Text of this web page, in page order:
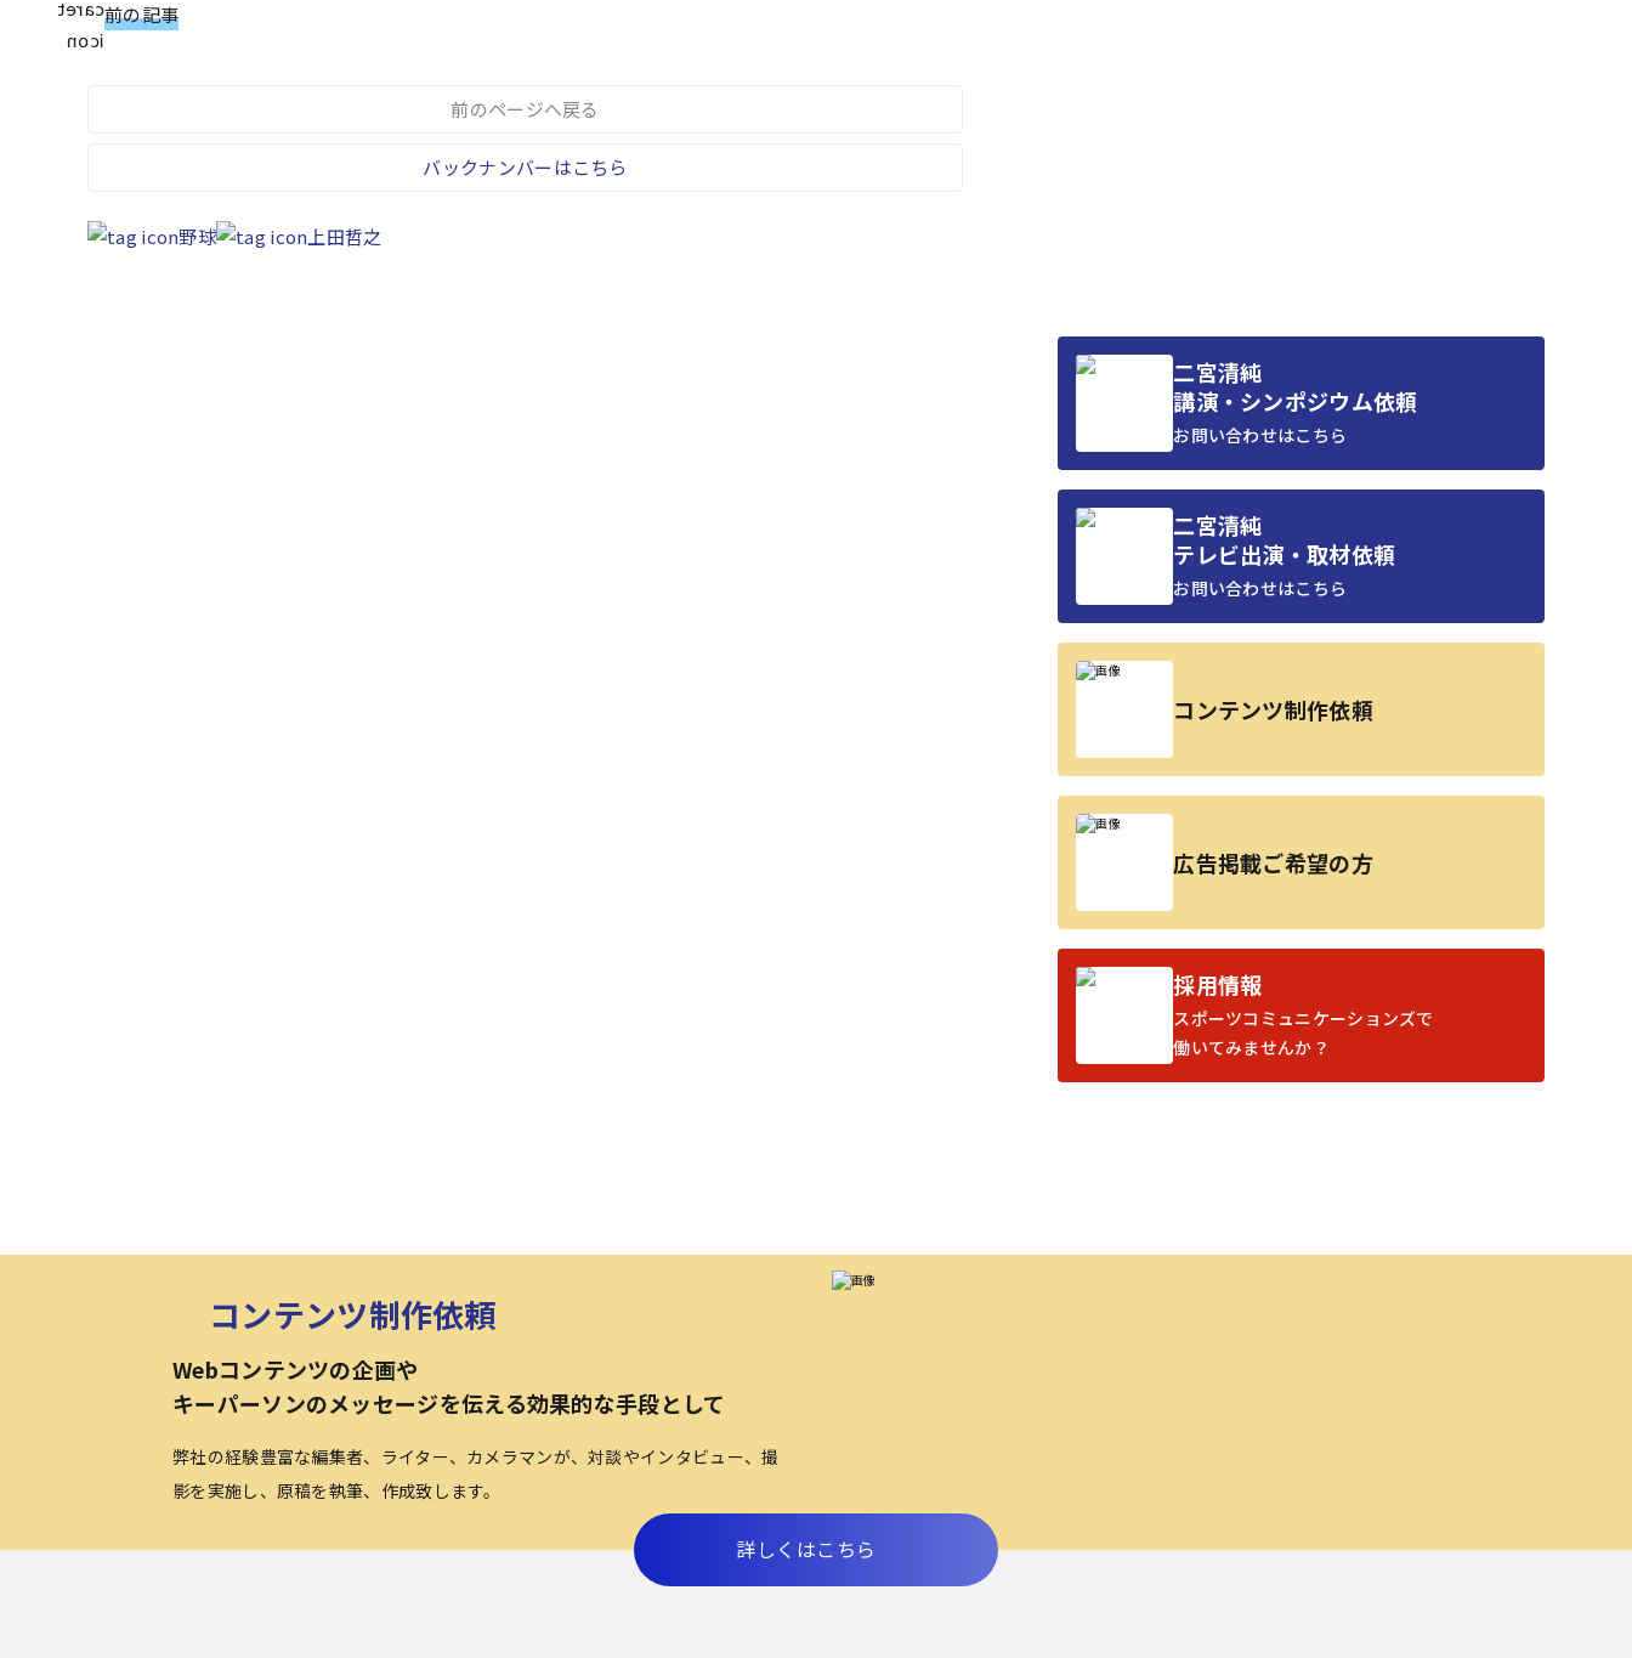
前の記事
前のページへ戻る
バックナンバーはこちら
野球 上田哲之
二宮清純
講演・シンポジウム依頼
お問い合わせはこちら
二宮清純
テレビ出演・取材依頼
お問い合わせはこちら
コンテンツ制作依頼
広告掲載ご希望の方
採用情報
スポーツコミュニケーションズで
働いてみませんか？
コンテンツ制作依頼
Webコンテンツの企画や
キーパーソンのメッセージを伝える効果的な手段として
弊社の経験豊富な編集者、ライター、カメラマンが、対談やインタビュー、撮
影を実施し、原稿を執筆、作成致します。
詳しくはこちら